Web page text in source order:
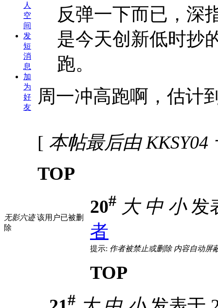
人
空
间
发
短
消
息
加
为
好
友
反弹一下而已，深
是今天创新低时抄
跑。
周一冲高跑啊，估计
[ 本帖最后由 KKSY04
TOP
无影六迹该用户已被删
除
20# 大 中 小发
者
提示: 作者被禁止或删除 内容自动屏
TOP
#